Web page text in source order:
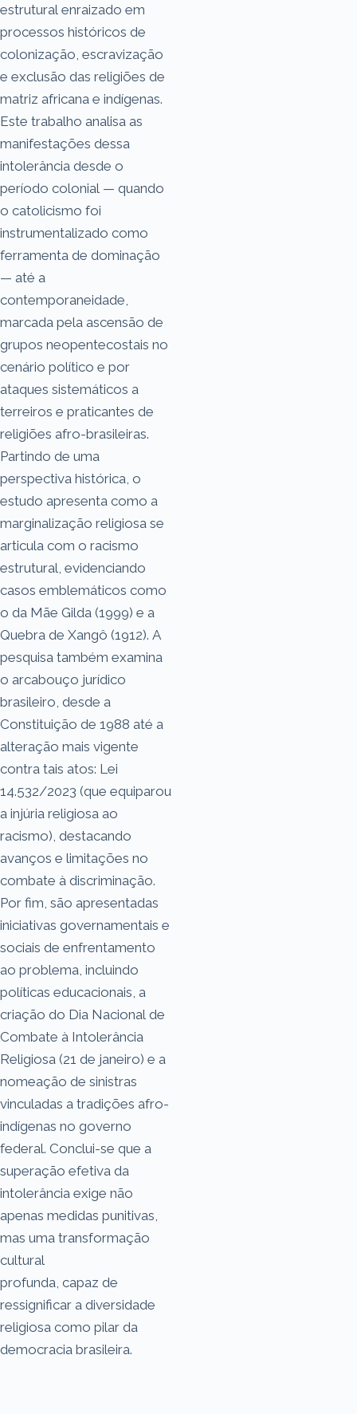
estrutural enraizado em
processos históricos de
colonização, escravização
e exclusão das religiões de
matriz africana e indígenas.
Este trabalho analisa as
manifestações dessa
intolerância desde o
período colonial — quando
o catolicismo foi
instrumentalizado como
ferramenta de dominação
— até a
contemporaneidade,
marcada pela ascensão de
grupos neopentecostais no
cenário político e por
ataques sistemáticos a
terreiros e praticantes de
religiões afro-brasileiras.
Partindo de uma
perspectiva histórica, o
estudo apresenta como a
marginalização religiosa se
articula com o racismo
estrutural, evidenciando
casos emblemáticos como
o da Mãe Gilda (1999) e a
Quebra de Xangô (1912). A
pesquisa também examina
o arcabouço jurídico
brasileiro, desde a
Constituição de 1988 até a
alteração mais vigente
contra tais atos: Lei
14.532/2023 (que equiparou
a injúria religiosa ao
racismo), destacando
avanços e limitações no
combate à discriminação.
Por fim, são apresentadas
iniciativas governamentais e
sociais de enfrentamento
ao problema, incluindo
políticas educacionais, a
criação do Dia Nacional de
Combate à Intolerância
Religiosa (21 de janeiro) e a
nomeação de sinistras
vinculadas a tradições afro-
indígenas no governo
federal. Conclui-se que a
superação efetiva da
intolerância exige não
apenas medidas punitivas,
mas uma transformação
cultural
profunda, capaz de
ressignificar a diversidade
religiosa como pilar da
democracia brasileira.